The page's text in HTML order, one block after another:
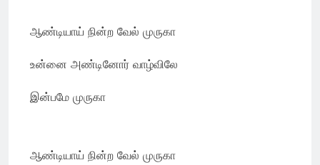
ஆண்டியாய் நின்ற வேல் முருகா
உன்னை அண்டினோர் வாழ்விலே
இன்பமே முருகா
ஆண்டியாய் நின்ற வேல் முருகா